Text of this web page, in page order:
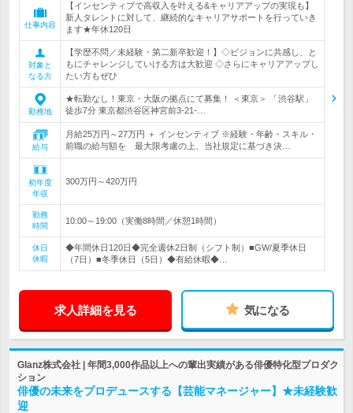
仕事内容
【インセンティブで高収入を叶える&キャリアアップの実現も】
新人タレントに対して、継続的なキャリアサポートを行っていき
ます★年休120日
対象と
なる方
【学歴不問／未経験・第二新卒歓迎！】◇ビジョンに共感し、と
もにチャレンジしていける方は大歓迎 ◇さらにキャリアアップし
たい方もぜひ
勤務地
★転勤なし！東京・大阪の拠点にて募集！ ＜東京＞ 「渋谷駅」
徒歩7分 東京都渋谷区神宮前3-21-…
給与
月給25万円～27万円 ＋ インセンティブ ※経験・年齢・スキル・
前職の給与額を 最大限考慮の上、当社規定に基づき決…
初年度
年収
300万円～420万円
勤務
時間
10:00～19:00（実働8時間／休憩1時間）
休日
休暇
◆年間休日120日◆完全週休2日制（シフト制）■GW/夏季休日
（7日）■冬季休日（5日）◆有給休暇◆…
求人詳細を見る 気になる
Glanz株式会社 | 年間3,000作品以上への輩出実績がある俳優特化型プロダク
ション
俳優の未来をプロデュースする【芸能マネージャー】★未経験歓
迎